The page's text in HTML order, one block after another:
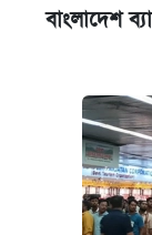
আবেদন ১২
বাংলাদেশ